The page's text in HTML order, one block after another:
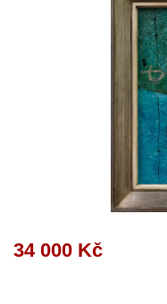
34 000 Kč